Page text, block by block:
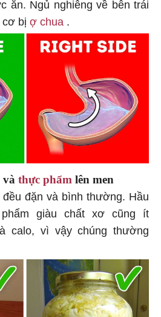
ăn. Ngủ nghiêng về bên trái
cơ bị ợ chua .
và thực phẩm lên men
đặn và bình thường. Hầu
giàu chất xơ cũng ít
calo, vì vậy chúng thường